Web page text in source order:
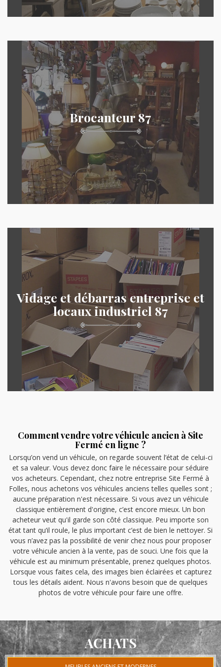
Brocanteur 87
Vidage et débarras entreprise et
locaux industriel 87
Comment vendre votre véhicule ancien à Site
Fermé en ligne ?
Lorsqu’on vend un véhicule, on regarde souvent l’état de celui-ci
et sa valeur. Vous devez donc faire le nécessaire pour séduire
vos acheteurs. Cependant, chez notre entreprise Site Fermé à
Folles, nous achetons vos véhicules anciens telles quelles sont ;
aucune préparation n'est nécessaire. Si vous avez un véhicule
classique entièrement d'origine, c’est encore mieux. Un bon
acheteur veut qu'il garde son côté classique. Peu importe son
état tant qu’il roule, le plus important c’est de bien le nettoyer. Si
vous n’avez pas la possibilité de venir chez nous pour proposer
votre véhicule ancien à la vente, pas de souci. Une fois que la
véhicule est au minimum présentable, prenez quelques photos.
Lorsque vous faites cela, des images bien éclairées et capturez
tous les détails aident. Nous n'avons besoin que de quelques
photos de votre véhicule pour faire une offre.
ACHATS